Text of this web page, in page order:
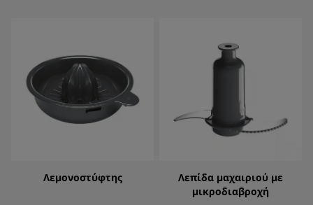
Λεμονοστύφτης
Λεπίδα μαχαιριού με
μικροδιαβροχή